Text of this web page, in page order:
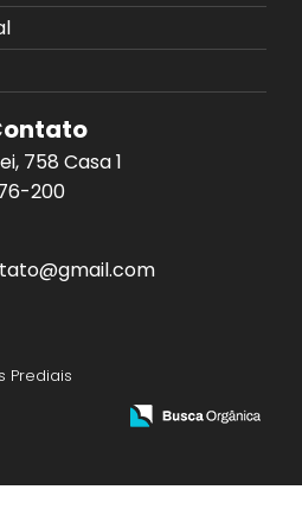
758 Casa 1
200
Prediais